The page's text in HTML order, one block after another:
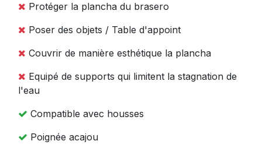
Protéger la plancha du brasero
Poser des objets / Table d'appoint
Couvrir de manière esthétique la plancha
Equipé de supports qui limitent la stagnation de
l'eau
Compatible avec housses
Poignée acajou